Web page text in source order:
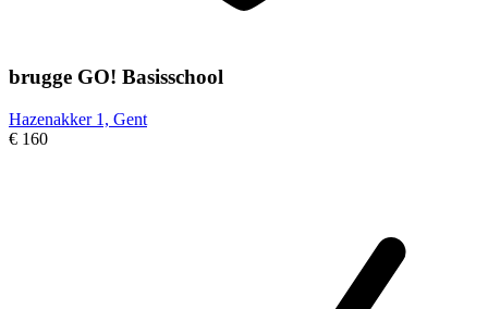
brugge GO! Basisschool
Hazenakker 1, Gent
€ 160